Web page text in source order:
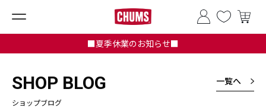
■夏季休業のお知らせ■
SHOP BLOG
ショップブログ
一覧へ